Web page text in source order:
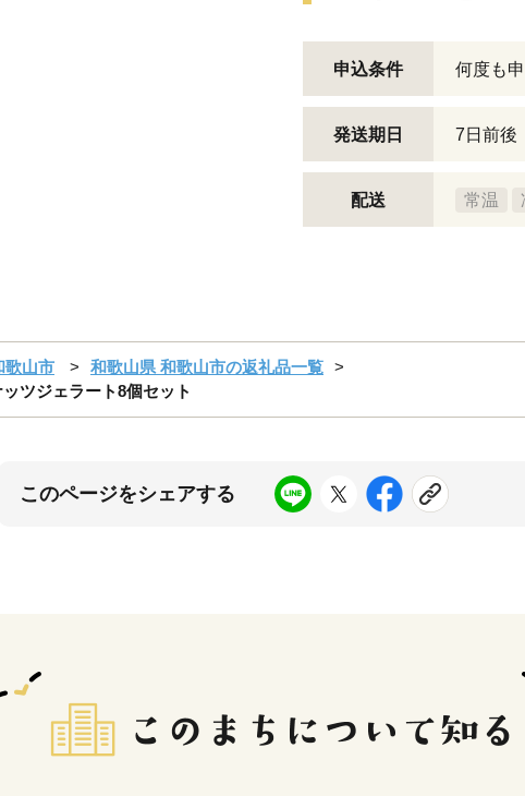
申込条件 何度も
発送期日 7日前後
配送 常温
歌山市
和歌山県 和歌山市の返礼品一覧
ツジェラート8個セット
このページをシェアする